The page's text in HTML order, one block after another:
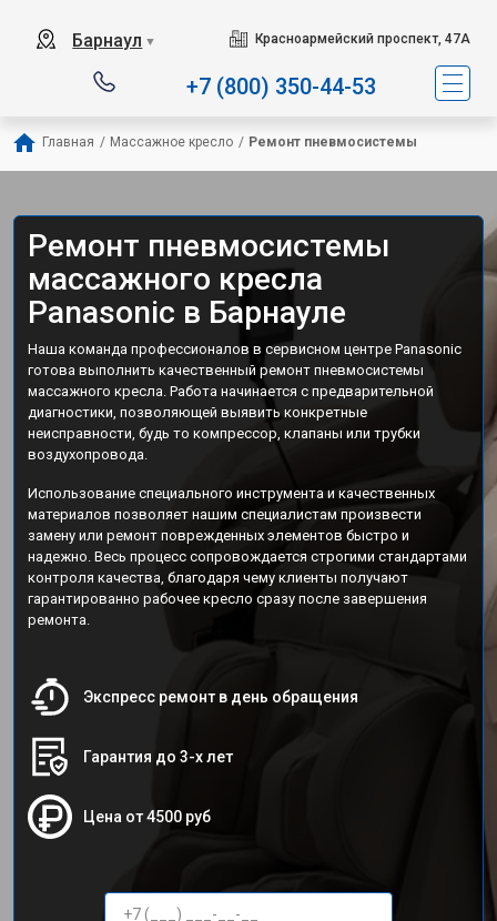
Барнаул ▼ Красноармейский проспект, 47А
+7 (800) 350-44-53
Главная / Массажное кресло / Ремонт пневмосистемы
Ремонт пневмосистемы
массажного кресла
Panasonic в Барнауле
Наша команда профессионалов в сервисном центре Panasonic
готова выполнить качественный ремонт пневмосистемы
массажного кресла. Работа начинается с предварительной
диагностики, позволяющей выявить конкретные
неисправности, будь то компрессор, клапаны или трубки
воздухопровода.
Использование специального инструмента и качественных
материалов позволяет нашим специалистам произвести
замену или ремонт поврежденных элементов быстро и
надежно. Весь процесс сопровождается строгими стандартами
контроля качества, благодаря чему клиенты получают
гарантированно рабочее кресло сразу после завершения
ремонта.
Экспресс ремонт в день обращения
Гарантия до 3-х лет
Цена от 4500 руб